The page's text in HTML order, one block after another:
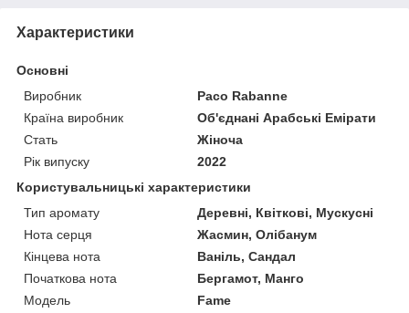
Характеристики
Основні
Виробник
Paco Rabanne
Країна виробник
Об'єднані Арабські Емірати
Стать
Жіноча
Рік випуску
2022
Користувальницькі характеристики
Тип аромату
Деревні, Квіткові, Мускусні
Нота серця
Жасмин, Олібанум
Кінцева нота
Ваніль, Сандал
Початкова нота
Бергамот, Манго
Мoдель
Fame